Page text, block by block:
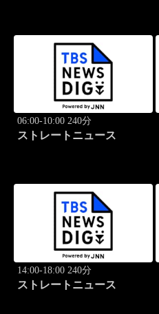
06:00-10:00 240分
ストレートニュース
14:00-18:00 240分
ストレートニュース